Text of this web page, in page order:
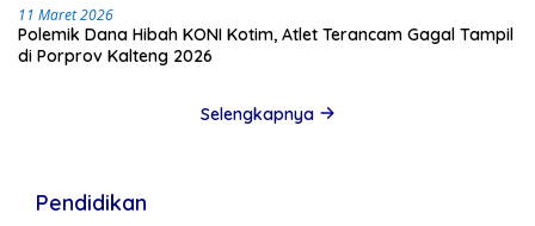
11 Maret 2026
Polemik Dana Hibah KONI Kotim, Atlet Terancam Gagal Tampil
di Porprov Kalteng 2026
Selengkapnya
Pendidikan